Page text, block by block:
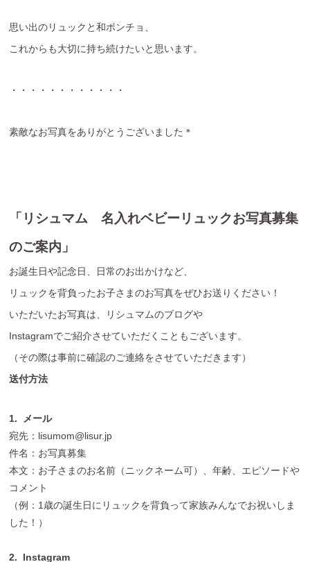
思い出のリュックと和ポンチョ、
これからも大切に持ち続けたいと思います。
・・・・・・・・・・・・
素敵なお写真をありがとうございました＊
「リシュマム 名入れベビーリュックお写真募集
のご案内」
お誕生日や記念日、日常のお出かけなど、
リュックを背負ったお子さまのお写真をぜひお送りください！
いただいたお写真は、リシュマムのブログや
Instagramでご紹介させていただくこともございます。
（その際は事前に確認のご連絡をさせていただきます）
送付方法
1. メール
宛先： lisumom@lisur.jp
件名：お写真募集
本文：お子さまのお名前（ニックネーム可）、年齢、エピソードや
コメント
（例：1歳の誕生日にリュックを背負って家族みんなでお祝いしま
した！）
2. Instagram